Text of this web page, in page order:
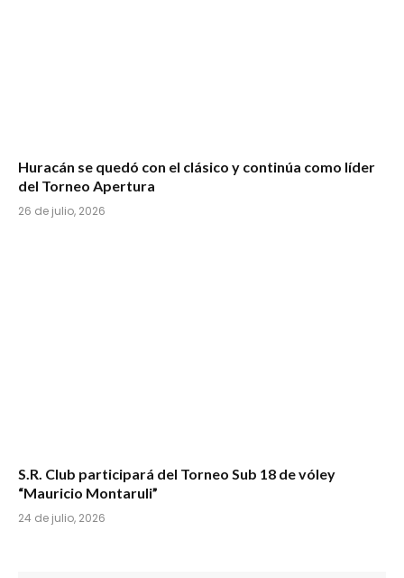
Huracán se quedó con el clásico y continúa como líder
del Torneo Apertura
26 de julio, 2026
S.R. Club participará del Torneo Sub 18 de vóley
“Mauricio Montaruli”
24 de julio, 2026